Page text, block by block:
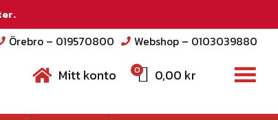
Örebro – 019570800 Webshop – 0103039880
Mitt konto 0 0,00 kr